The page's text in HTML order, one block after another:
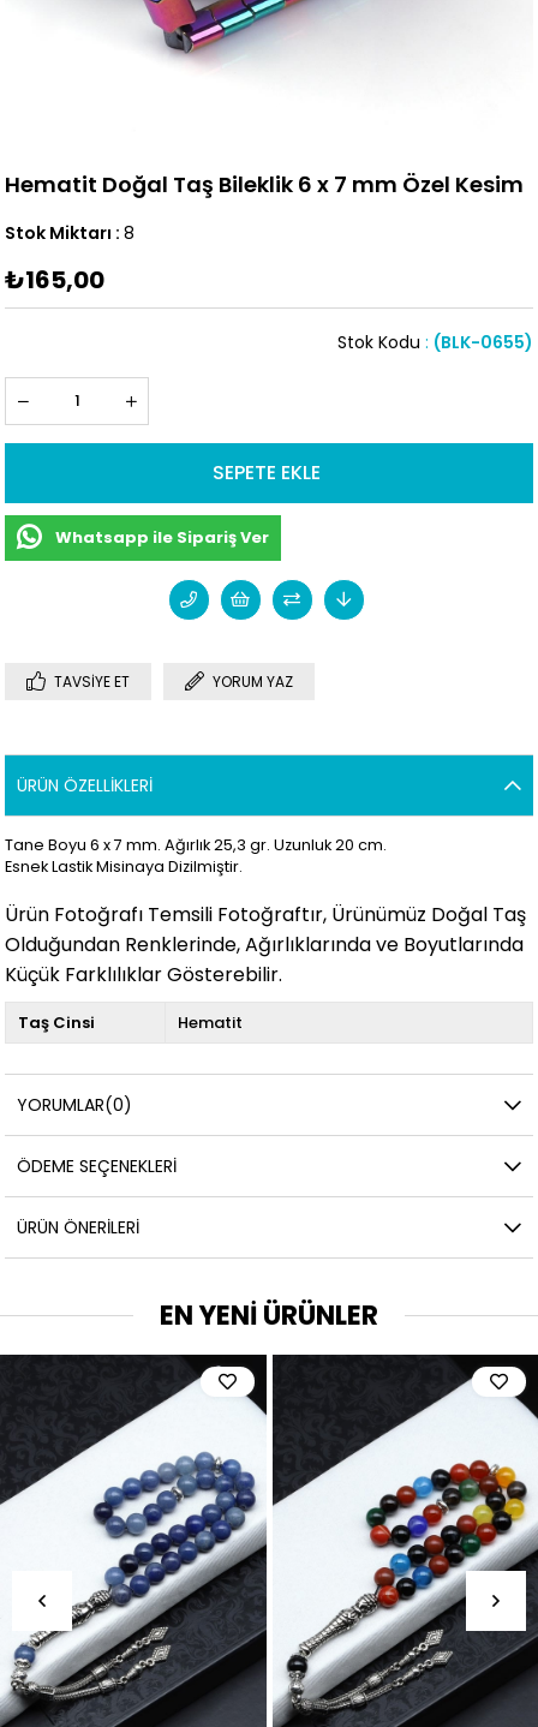
Hematit Doğal Taş Bileklik 6 x 7 mm Özel Kesim
Stok Miktarı : 8
₺165,00
(BLK-0655)
Stok Kodu
Whatsapp ile Sipariş Ver
TAVSIYE ET YORUM YAZ
ÜRÜN ÖZELLIKLERI
Tane Boyu 6 x 7 mm. Ağırlık 25,3 gr. Uzunluk 20 cm.
Esnek Lastik Misinaya Dizilmiştir.
Ürün Fotoğrafı Temsili Fotoğraftır, Ürünümüz Doğal Taş
Olduğundan Renklerinde, Ağırlıklarında ve Boyutlarında
Küçük Farklılıklar Gösterebilir.
Taş Cinsi Hematit
YORUMLAR(0)
ÖDEME SEÇENEKLERI
ÜRÜN ÖNERILERI
EN YENİ ÜRÜNLER